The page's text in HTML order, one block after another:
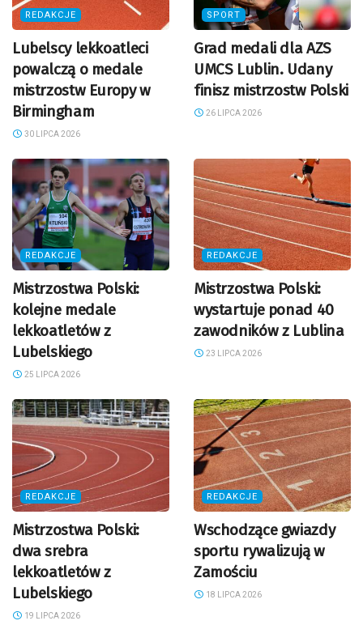
REDAKCJE
Lubelscy lekkoatleci
powalczą o medale
mistrzostw Europy w
Birmingham
30 LIPCA 2026
SPORT
Grad medali dla AZS
UMCS Lublin. Udany
finisz mistrzostw Polski
26 LIPCA 2026
REDAKCJE
Mistrzostwa Polski:
kolejne medale
lekkoatletów z
Lubelskiego
25 LIPCA 2026
REDAKCJE
Mistrzostwa Polski:
wystartuje ponad 40
zawodników z Lublina
23 LIPCA 2026
REDAKCJE
Mistrzostwa Polski:
dwa srebra
lekkoatletów z
Lubelskiego
19 LIPCA 2026
REDAKCJE
Wschodzące gwiazdy
sportu rywalizują w
Zamościu
18 LIPCA 2026